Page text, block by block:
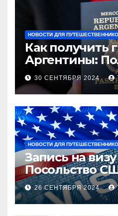
НОВОСТИ ДЛЯ
Как получить
Аргентины:
руководство
30 СЕНТЯБРЯ 2024
НОВОСТИ ДЛЯ
Запись на
Посольство
Пошаговое
26 СЕНТЯБРЯ 2024